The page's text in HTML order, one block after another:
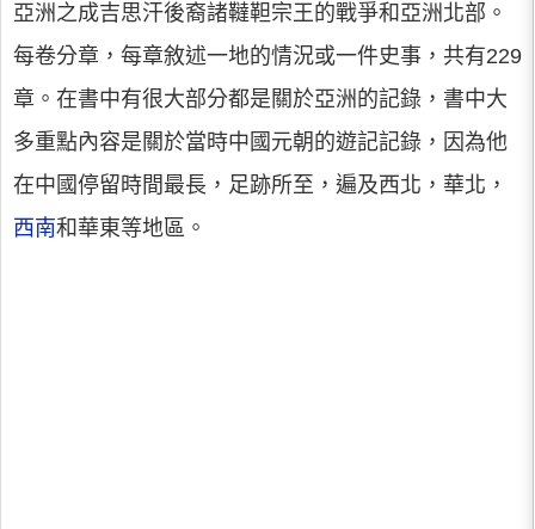
亞洲之成吉思汗後裔諸韃靼宗王的戰爭和亞洲北部。
每卷分章，每章敘述一地的情況或一件史事，共有229
章。在書中有很大部分都是關於亞洲的記錄，書中大
多重點內容是關於當時中國元朝的遊記記錄，因為他
在中國停留時間最長，足跡所至，遍及西北，華北，
西南和華東等地區。